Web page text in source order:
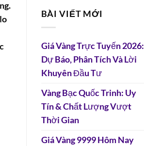
BÀI VIẾT MỚI
Giá Vàng Trực Tuyến 2026:
Dự Báo, Phân Tích Và Lời
Khuyên Đầu Tư
Vàng Bạc Quốc Trinh: Uy
Tín & Chất Lượng Vượt
Thời Gian
Giá Vàng 9999 Hôm Nay